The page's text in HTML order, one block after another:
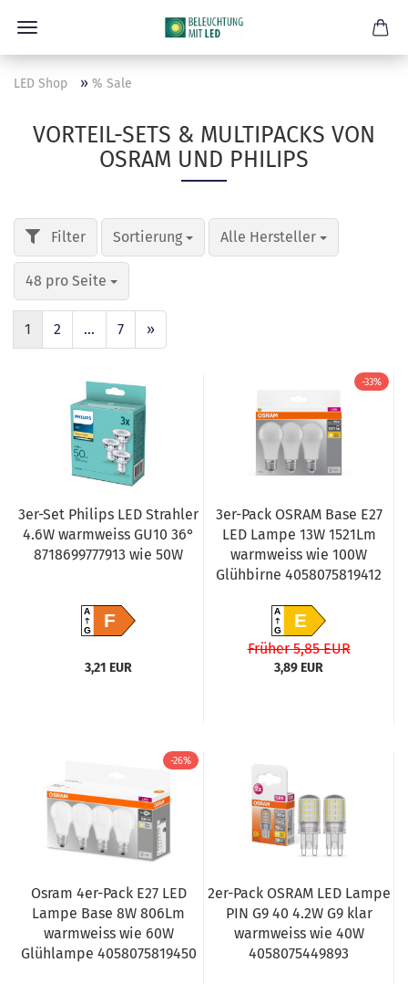
LED Shop » % Sale
VORTEIL-SETS & MULTIPACKS VON
OSRAM UND PHILIPS
Sortierung Alle Hersteller
48 pro Seite
1 2 ... 7 »
3er-Set Philips LED Strahler
4.6W warmweiss GU10 36°
8718699777913 wie 50W
A
GF
3,21 EUR
-33%
3er-Pack OSRAM Base E27
LED Lampe 13W 1521Lm
warmweiss wie 100W
Glühbirne 4058075819412
A
GE
Früher 5,85 EUR
3,89 EUR
-26%
Osram 4er-Pack E27 LED
Lampe Base 8W 806Lm
warmweiss wie 60W
Glühlampe 4058075819450
2er-Pack OSRAM LED Lampe
PIN G9 40 4.2W G9 klar
warmweiss wie 40W
4058075449893